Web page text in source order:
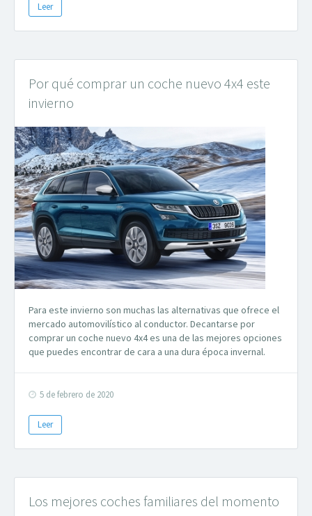
Leer
Por qué comprar un coche nuevo 4x4 este
invierno
Para este invierno son muchas las alternativas que ofrece el
mercado automovilístico al conductor. Decantarse por
comprar un coche nuevo 4x4 es una de las mejores opciones
que puedes encontrar de cara a una dura época invernal.
5 de febrero de 2020
Leer
Los mejores coches familiares del momento